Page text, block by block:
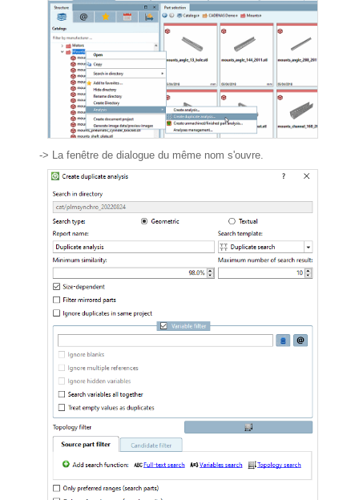
-> La fenêtre de dialogue du même nom s'ouvre.